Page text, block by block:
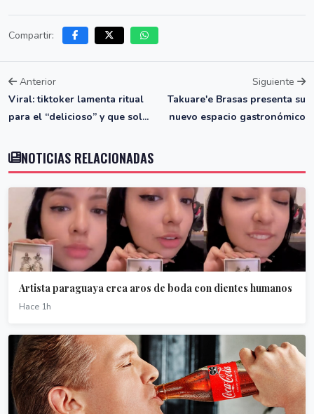
Compartir:
Anterior
Viral: tiktoker lamenta ritual
para el “delicioso” y que sol...
Siguiente
Takuare'e Brasas presenta su
nuevo espacio gastronómico
NOTICIAS RELACIONADAS
Artista paraguaya crea aros de boda con dientes humanos
Hace 1h